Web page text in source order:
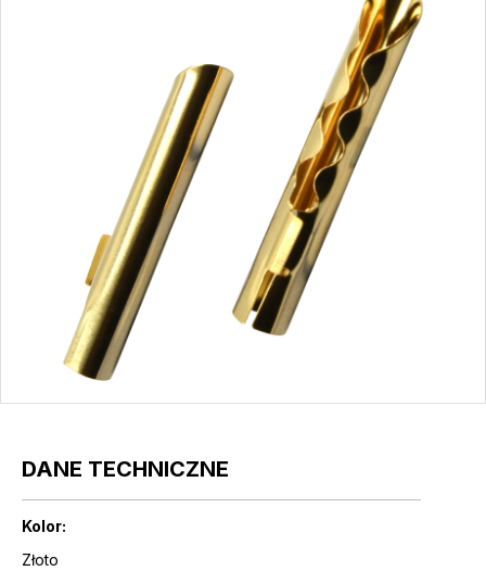
DANE TECHNICZNE
Kolor:
Złoto